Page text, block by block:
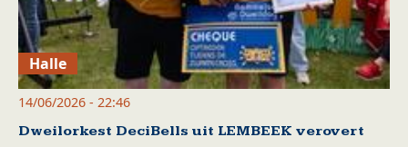
Halle
14/06/2026 - 22:46
Dweilorkest DeciBells uit LEMBEEK verovert